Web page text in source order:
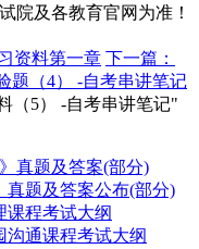
院及各教育官网为准！
资料第一章 下一篇：
题（4） -自考串讲笔记
（5） -自考串讲笔记"
真题及答案(部分)
真题及答案公布(部分)
课程考试大纲
沟通课程考试大纲